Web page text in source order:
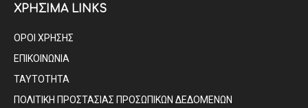
ΧΡΗΣΙΜΑ LINKS
ΟΡΟΙ ΧΡΗΣΗΣ
ΕΠΙΚΟΙΝΩΝΙΑ
ΤΑΥΤΟΤΗΤΑ
ΠΟΛΙΤΙΚΗ ΠΡΟΣΤΑΣΙΑΣ ΠΡΟΣΩΠΙΚΩΝ ΔΕΔΟΜΕΝΩΝ